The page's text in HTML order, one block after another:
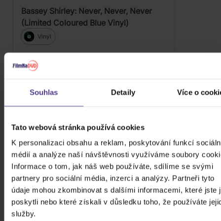
Souhlas Detaily Více o
Tato webová stránka používá cookies
K personalizaci obsahu a reklam, poskytování funkcí
médií a analýze naší návštěvnosti využíváme soubory
Informace o tom, jak náš web používáte, sdílíme se svými
partnery pro sociální média, inzerci a analýzy. Partneři tyto
údaje mohou zkombinovat s dalšími informacemi, které jste
poskytli nebo které získali v důsledku toho, že používáte
služby.
Bassey Shirley: Never, Never, Never
(Limited Coloured Blue Vinyl)
Vinyl
FILTRY
Cena
24 Kč 99980 Kč